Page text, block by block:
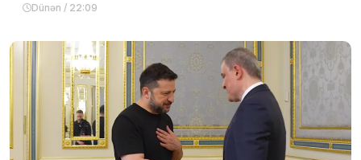
Dünən / 22:09